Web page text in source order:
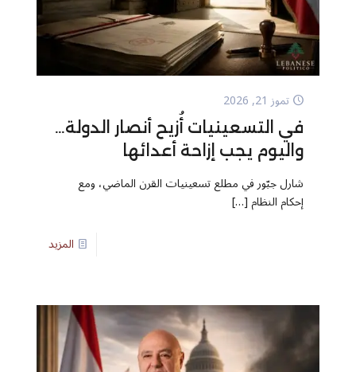
تموز 21, 2026
في التسعينيات أُزيح أنصار الدولة…
واليوم يجب إزاحة أعدائها
شارل جبّور في مطلع تسعينيات القرن الماضي، ومع
إحكام النظام[…]
المزيد